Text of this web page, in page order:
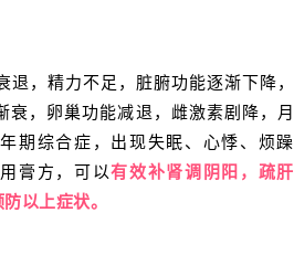
退，精力不足，脏腑功能逐渐下降
衰，卵巢功能减退，雌激素剧降，
期综合症，出现失眠、心悸、烦
膏方，可以有效补肾调阴阳，疏
以上症状。